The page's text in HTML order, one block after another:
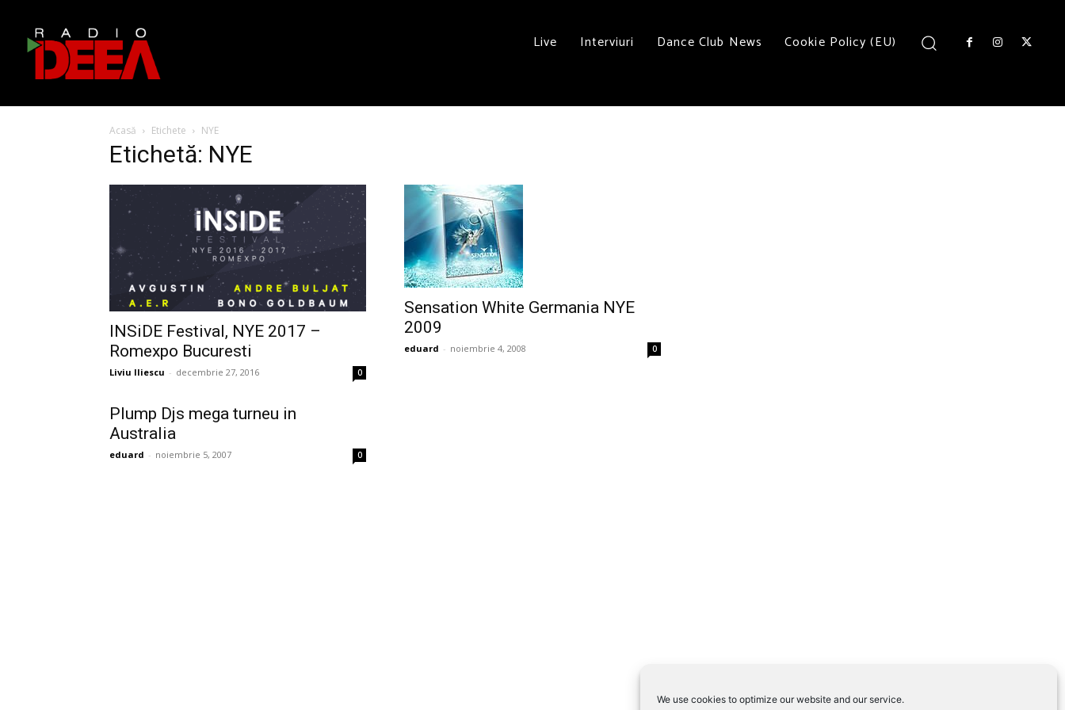
We use cookies to optimize our website and our service.
Live Interviuri Dance Club News Cookie Policy (EU)
Acasă Etichete NYE
Etichetă: NYE
INSiDE Festival, NYE 2017 –
Romexpo Bucuresti
Liviu Iliescu - decembrie 27, 2016 0
Sensation White Germania NYE
2009
eduard - noiembrie 4, 2008 0
Plump Djs mega turneu in
Australia
eduard - noiembrie 5, 2007 0